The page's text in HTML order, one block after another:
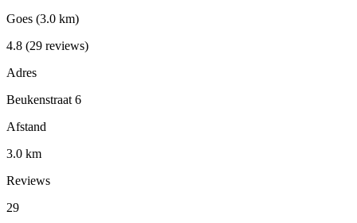
Goes (3.0 km)
4.8 (29 reviews)
Adres
Beukenstraat 6
Afstand
3.0 km
Reviews
29